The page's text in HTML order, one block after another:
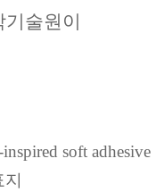
술원이
soft adhesive